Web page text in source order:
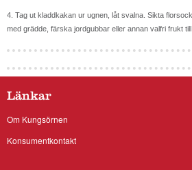
4. Tag ut kladdkakan ur ugnen, låt svalna. Sikta
med grädde, färska jordgubbar eller annan valfri frukt
Länkar
Om Kungsörnen
Konsumentkontakt